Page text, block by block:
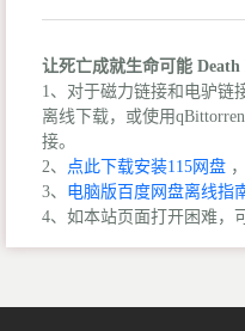
让死亡成就生命可能 Death
1、对于磁力链接和电驴链
离线下载，或使用
接。
2、
点此下载安装115网盘 ，
3、 电脑版百度网盘离线指
4、如本站页面打开困难，